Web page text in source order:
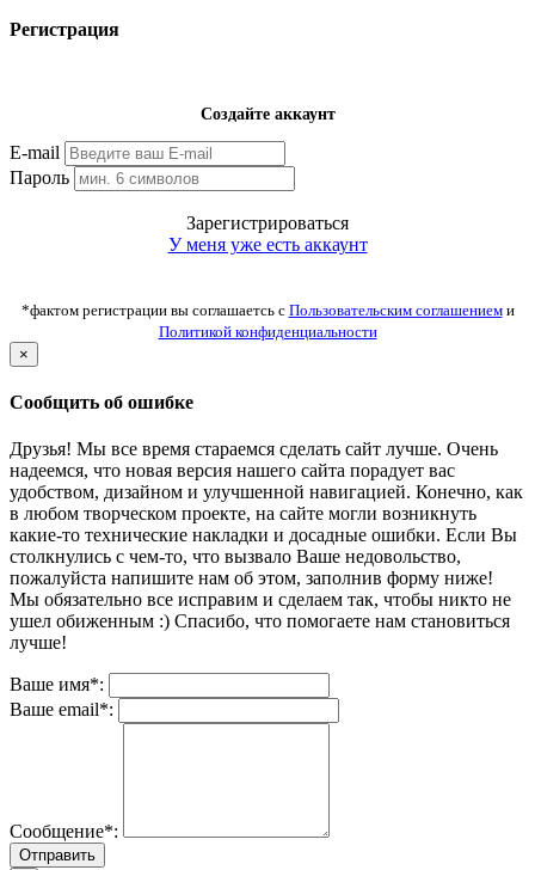
Регистрация
Создайте аккаунт
E-mail
Пароль
Зарегистрироваться
У меня уже есть аккаунт
*фактом регистрации вы соглашаетсь с Пользовательским соглашениеми
Политикой конфиденциальности
×
Сообщить об ошибке
Друзья! Мы все время стараемся сделать сайт лучше. Очень
надеемся, что новая версия нашего сайта порадует вас
удобством, дизайном и улучшенной навигацией. Конечно, как
в любом творческом проекте, на сайте могли возникнуть
какие-то технические накладки и досадные ошибки. Если Вы
столкнулись с чем-то, что вызвало Ваше недовольство,
пожалуйста напишите нам об этом, заполнив форму ниже!
Мы обязательно все исправим и сделаем так, чтобы никто не
ушел обиженным :) Спасибо, что помогаете нам становиться
лучше!
Ваше имя*:
Ваше email*:
Сообщение*:
Отправить